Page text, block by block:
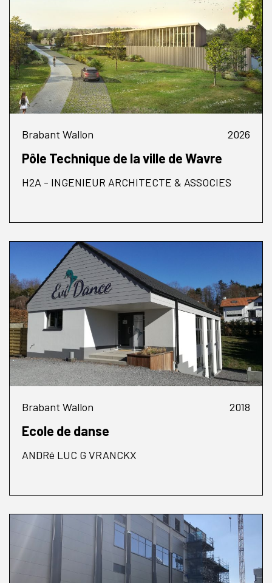
Brabant Wallon 2026
Pôle Technique de la ville de Wavre
H2A - INGENIEUR ARCHITECTE & ASSOCIES
Brabant Wallon 2018
Ecole de danse
ANDRé LUC G VRANCKX